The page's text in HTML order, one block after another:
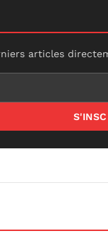
articles